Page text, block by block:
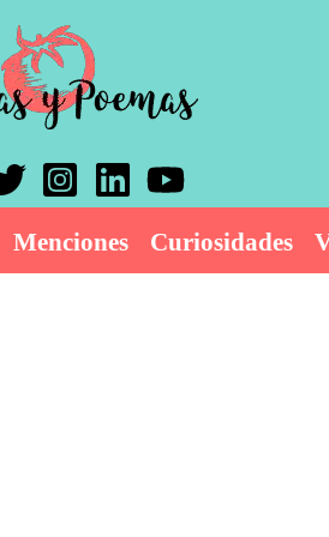
Menciones Curiosidades